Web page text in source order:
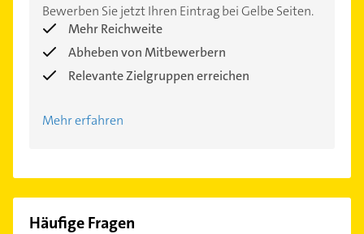
Bewerben Sie jetzt Ihren Eintrag bei Gelbe Seiten.
Mehr Reichweite
Abheben von Mitbewerbern
Relevante Zielgruppen erreichen
Mehr erfahren
Häufige Fragen